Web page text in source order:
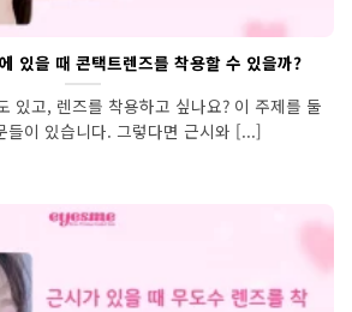
있을 때 콘택트렌즈를 착용할 수 있을까?
있고, 렌즈를 착용하고 싶나요? 이 주제를 둘
들이 있습니다. 그렇다면 근시와 [...]